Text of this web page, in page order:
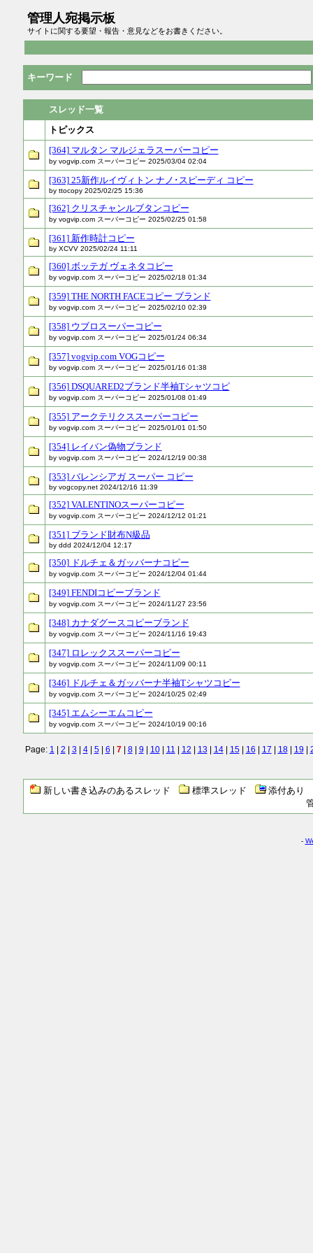
管理人宛掲示板
サイトに関する要望・報告・意見などをお書きください。
キーワード
スレッド一覧
トピックス
[364] マルタン マルジェラスーパーコピー
by vogvip.com スーパーコピー 2025/03/04 02:04
[363] 25新作ルイヴィトン ナノ･スピーディ コピー
by ttocopy 2025/02/25 15:36
[362] クリスチャンルブタンコピー
by vogvip.com スーパーコピー 2025/02/25 01:58
[361] 新作時計コピー
by XCVV 2025/02/24 11:11
[360] ボッテガ ヴェネタコピー
by vogvip.com スーパーコピー 2025/02/18 01:34
[359] THE NORTH FACEコピー ブランド
by vogvip.com スーパーコピー 2025/02/10 02:39
[358] ウブロスーパーコピー
by vogvip.com スーパーコピー 2025/01/24 06:34
[357] vogvip.com VOGコピー
by vogvip.com スーパーコピー 2025/01/16 01:38
[356] DSQUARED2ブランド半袖Tシャツコピ
by vogvip.com スーパーコピー 2025/01/08 01:49
[355] アークテリクススーパーコピー
by vogvip.com スーパーコピー 2025/01/01 01:50
[354] レイバン偽物ブランド
by vogvip.com スーパーコピー 2024/12/19 00:38
[353] バレンシアガ スーパー コピー
by vogcopy.net 2024/12/16 11:39
[352] VALENTINOスーパーコピー
by vogvip.com スーパーコピー 2024/12/12 01:21
[351] ブランド財布N級品
by ddd 2024/12/04 12:17
[350] ドルチェ＆ガッバーナコピー
by vogvip.com スーパーコピー 2024/12/04 01:44
[349] FENDIコピーブランド
by vogvip.com スーパーコピー 2024/11/27 23:56
[348] カナダグースコピーブランド
by vogvip.com スーパーコピー 2024/11/16 19:43
[347] ロレックススーパーコピー
by vogvip.com スーパーコピー 2024/11/09 00:11
[346] ドルチェ＆ガッバーナ半袖Tシャツコピー
by vogvip.com スーパーコピー 2024/10/25 02:49
[345] エムシーエムコピー
by vogvip.com スーパーコピー 2024/10/19 00:16
Page: 1 2 3 4| 5| 6 7| 8| 9 10| 11 12 13 14| 15| 16 17 18| 19
新しい書き込みのあるスレッド 標準スレッド
添付あり
-